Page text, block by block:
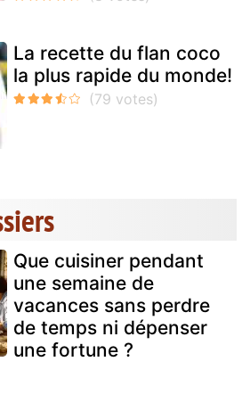
La recette du flan coco
la plus rapide du monde!
Que cuisiner pendant
une semaine de
vacances sans perdre
de temps ni dépenser
une fortune ?